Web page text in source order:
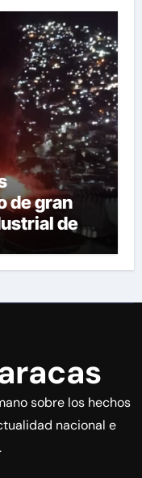
de gran
de El
sobre los hechos
nacional e